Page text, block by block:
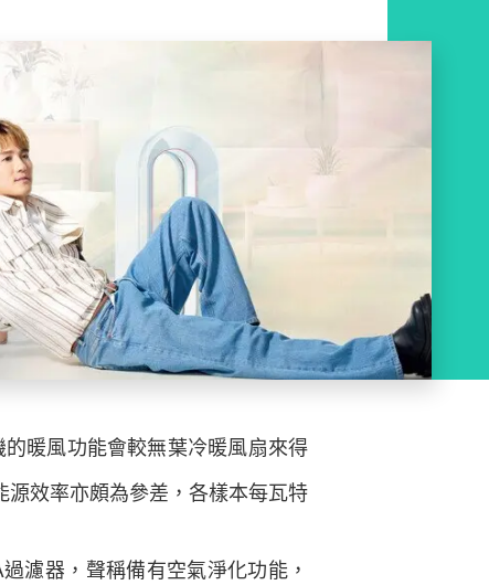
暖風功能會較無葉冷暖風扇來得
源效率亦頗為參差，各樣本每瓦特
濾器，聲稱備有空氣淨化功能，